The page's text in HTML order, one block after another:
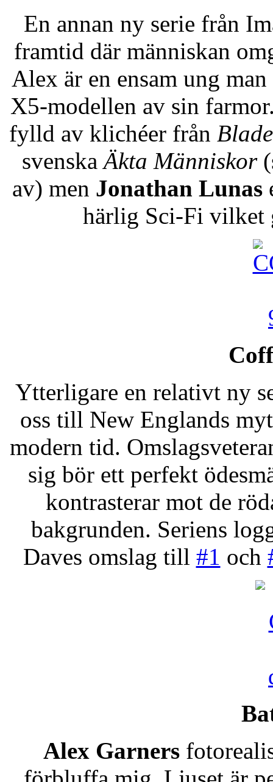
En annan ny serie från
framtid där människan
Alex är en ensam ung
X5-modellen av sin
fylld av klichéer från
svenskaÄkta Människor
av) men Jonathan Lunas
härlig Sci-Fi vilket
Ytterligare en relativt ny
oss till New Englands
modern tid.
sig bör ett perfekt
kontrasterar mot de
bakgrunden. Seriens
Daves omslag till #1 och
Alex Garners